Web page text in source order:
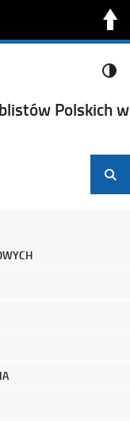
Polskich w